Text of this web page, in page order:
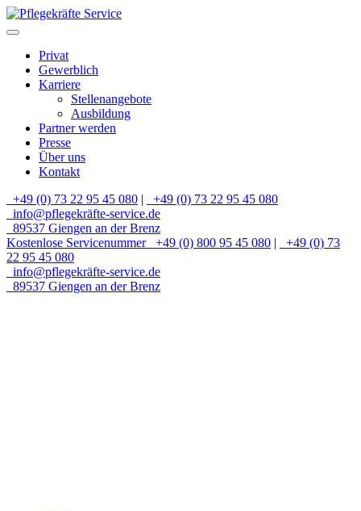
Privat
Gewerblich
Karriere
Stellenangebote
Ausbildung
Partner werden
Presse
Über uns
Kontakt
+49 (0) 73 22 95 45 080 |
+49 (0) 73 22 95 45 080
info@pflegekräfte-service.de
89537 Giengen an der Brenz
Kostenlose Servicenummer
+49 (0) 800 95 45 080 |
+49 (0) 73
22 95 45 080
info@pflegekräfte-service.de
89537 Giengen an der Brenz